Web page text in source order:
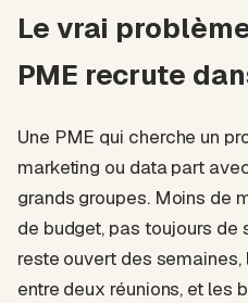
Le vrai
PME recrute
Une PME qui cherche un
marketing ou data part
grands groupes. Moins de
de budget, pas toujours de
reste ouvert des semaines,
entre deux réunions, et les